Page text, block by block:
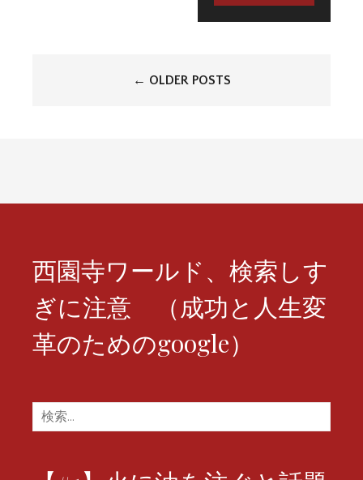
ョ
ン
← OLDER POSTS
西園寺ワールド、検索しす
ぎに注意 （成功と人生変
革のためのgoogle）
検
索: